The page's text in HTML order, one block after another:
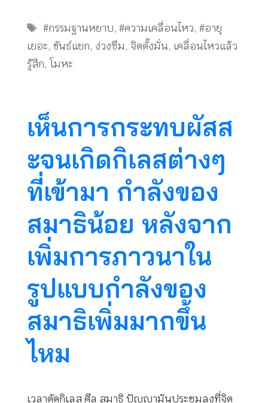
Tags
#กรรมฐานหยาบ,#ความเคลื่อนไหว,#อายุ
เยอะ, ขันธ์แยก, ง่วงซึม, จิตตั้งมั่น, เคลื่อนไหวแล้ว
รู้สึก, โมหะ
เห็นการกระทบผัสส
ะจนเกิดกิเลสต่างๆ
ที่เข้ามา กำลังของ
สมาธิน้อย หลังจาก
เพิ่มการภาวนาใน
รูปแบบกำลังของ
สมาธิเพิ่มมากขึ้น
ไหม
เวลาตัดกิเลส ศีล สมาธิ ปัญญามันประชุมลงที่จิต